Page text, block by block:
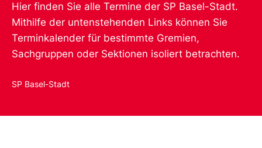
Hier finden Sie alle Termine der SP Basel-Stadt.
Mithilfe der untenstehenden Links können Sie
Terminkalender für bestimmte Gremien,
Sachgruppen oder Sektionen isoliert betrachten.
SP Basel-Stadt